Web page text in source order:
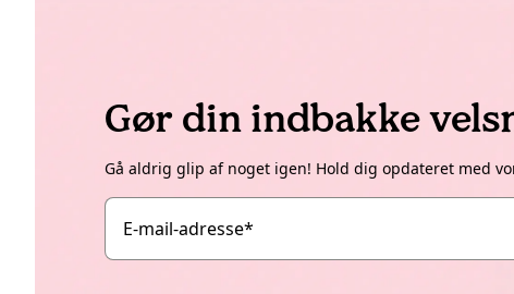
Gør din indbakke
Gå aldrig glip af noget igen! Hold dig opdateret med
E-mail-adresse*